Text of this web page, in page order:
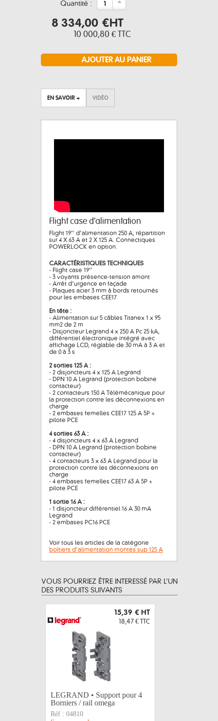
quantité :
8 334,00 €HT
10 000,80 € TTC
EN SAVOIR + VIDÉO
Flight case d’alimentation
Flight 19’’ d’alimentation 250 A, répartition
sur 4 X 63 A et 2 X 125 A. Connectiques
POWERLOCK en option.
CARACTÉRISTIQUES TECHNIQUES
- Flight case 19’’
- 3 voyants présence-tension amont
- Arrêt d’urgence en façade
- Plaques acier 3 mm à bords retournés
pour les embases CEE17
En tête :
- Alimentation sur 5 câbles Titanex 1 x 95
mm2 de 2 m
- Disjoncteur Legrand 4 x 250 A Pc 25 kA,
différentiel électronique intégré avec
affichage LCD, réglable de 30 mA à 3 A et
de 0 à 3 s
2 sorties 125 A :
- 2 disjoncteurs 4 x 125 A Legrand
- DPN 10 A Legrand (protection bobine
contacteur)
- 2 contacteurs 150 A Télémécanique pour
la protection contre les déconnexions en
charge
- 2 embases femelles CEE17 125 A 5P +
pilote PCE
4 sorties 63 A :
- 4 disjoncteurs 4 x 63 A Legrand
- DPN 10 A Legrand (protection bobine
contacteur)
- 4 contacteurs 3 x 63 A Legrand pour la
protection contre les déconnexions en
charge
- 4 embases femelles CEE17 63 A 5P +
pilote PCE
1 sortie 16 A :
- 1 disjoncteur différentiel 16 A 30 mA
Legrand
- 2 embases PC16 PCE
Voir tous les articles de la catégorie
boîtiers d’alimentation montés sup 125 A
VOUS POURRIEZ ÊTRE INTERESSÉ PAR L’UN
DES PRODUITS SUIVANTS
15,39 € HT
18,47 € TTC
LEGRAND • Support pour 4
Borniers / rail omega
Réf : 04810